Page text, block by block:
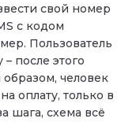
свой номер
с кодом
Пользователь
после этого
человек
оплату, только в
шага, схема всё